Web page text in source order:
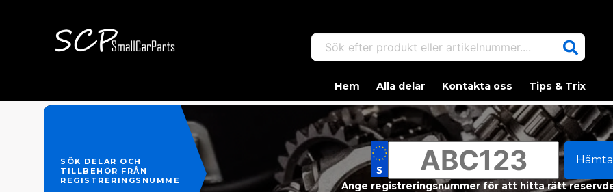
Sök efter produkt eller artikelnummer....
Hem Alla delar Kontakta oss Tips & Trix
SÖK DELAR OCH
TILLBEHÖR FRÅN
REGISTRERINGSNUMMER
Ange registreringsnummer för att hitta rätt